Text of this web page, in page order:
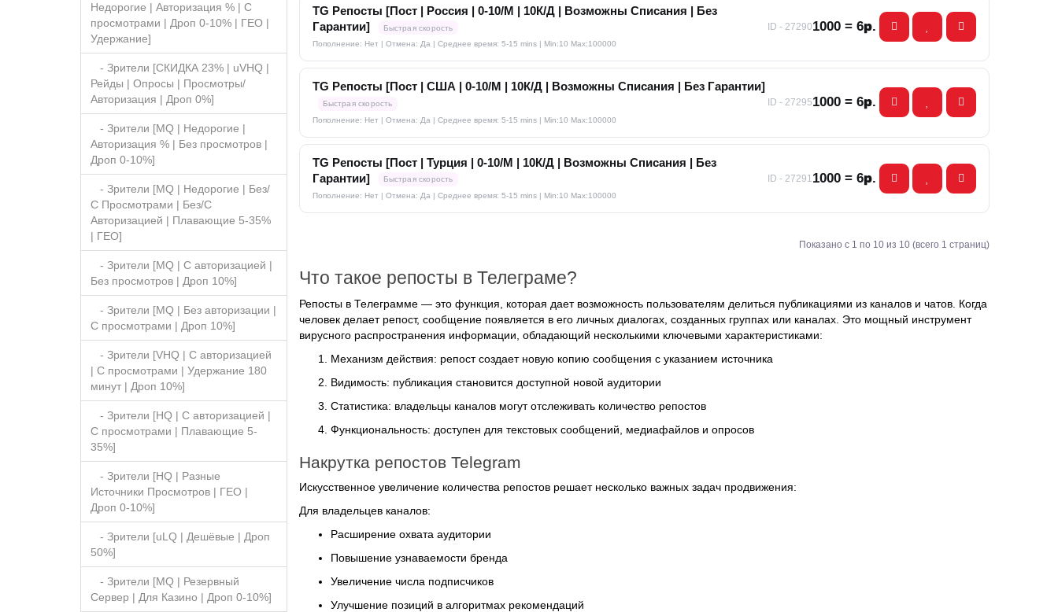
Недорогие | Авторизация % | С
просмотрами | Дроп 0-10% | ГЕО |
Удержание]
- Зрители [СКИДКА 23% | uVHQ |
Рейды | Опросы | Просмотры/
Авторизация | Дроп 0%]
- Зрители [MQ | Недорогие |
Авторизация % | Без просмотров |
Дроп 0-10%]
- Зрители [MQ | Недорогие | Без/
С Просмотрами | Без/С
Авторизацией | Плавающие 5-35%
| ГЕО]
- Зрители [MQ | С авторизацией |
Без просмотров | Дроп 10%]
- Зрители [MQ | Без авторизации |
C просмотрами | Дроп 10%]
- Зрители [VHQ | С авторизацией
| С просмотрами | Удержание 180
минут | Дроп 10%]
- Зрители [HQ | С авторизацией |
С просмотрами | Плавающие 5-
35%]
- Зрители [HQ | Разные
Источники Просмотров | ГЕО |
Дроп 0-10%]
- Зрители [uLQ | Дешёвые | Дроп
50%]
- Зрители [MQ | Резервный
Сервер | Для Казино | Дроп 0-10%]
TG Репосты [Пост | Россия | 0-10/М | 10К/Д | Возможны Списания | Без
Гарантии]
Быстрая скорость
Пополнение: Нет | Отмена: Да | Среднее время: 5-15 mins
| Min:10 Max:100000
ID - 272901000 = 6р.
TG Репосты [Пост | США | 0-10/М | 10К/Д | Возможны Списания | Без Гарантии]
Быстрая скорость
Пополнение: Нет | Отмена: Да | Среднее время: 5-15 mins | Min:10 Max:100000
ID - 272951000 = 6р.
TG Репосты [Пост | Турция | 0-10/М | 10К/Д | Возможны Списания | Без
Гарантии]
Быстрая скорость
Пополнение: Нет | Отмена: Да | Среднее время: 5-15 mins | Min:10 Max:100000
ID - 27291 1000 = 6р.
Показано с 1 по 10 из 10 (всего 1 страниц)
Что такое репосты в Телеграме?
Репосты в Телеграмме — это функция, которая дает возможность пользователям делиться публикациями из каналов и чатов. Когда
человек делает репост, сообщение появляется в его личных диалогах, созданных группах или каналах. Это мощный инструмент
вирусного распространения информации, обладающий несколькими ключевыми характеристиками:
Механизм действия: репост создает новую копию сообщения с указанием источника
Видимость: публикация становится доступной новой аудитории
Статистика: владельцы каналов могут отслеживать количество репостов
Функциональность: доступен для текстовых сообщений, медиафайлов и опросов
Накрутка репостов Telegram
Искусственное увеличение количества репостов решает несколько важных задач продвижения:
Для владельцев каналов:
Расширение охвата аудитории
Повышение узнаваемости бренда
Увеличение числа подписчиков
Улучшение позиций в алгоритмах рекомендаций